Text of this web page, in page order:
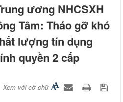
ương NHCSXH
Tâm: Tháo gỡ khó
lượng tín dụng
quyền 2 cấp
Xem với cỡ chữ